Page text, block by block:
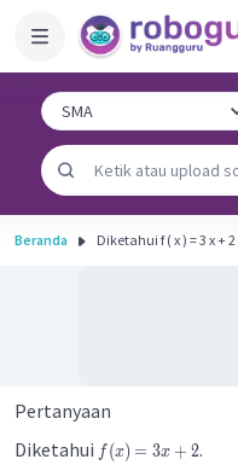
Beranda
Pertanyaan
Diketahui f (x) = 3x + 2.